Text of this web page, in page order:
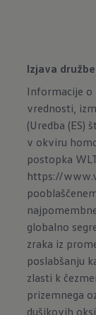
Izjava
Informacije o
vrednosti,
(Uredba
v okviru
postopka
https://
globalno
zraka iz
poslabšanju
zlasti k
prizemnega
dušikovih